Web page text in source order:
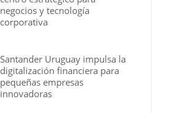
negocios y tecnología
corporativa
Santander Uruguay impulsa la
digitalización financiera para
pequeñas empresas
innovadoras